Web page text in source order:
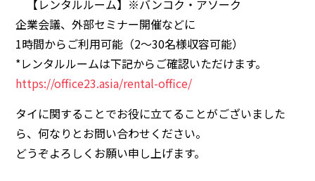
【レンタルルーム】※バンコク・アソーク
企業会議、外部セミナー開催などに
1時間からご利用可能（2～30名様収容可能）
*レンタルルームは下記からご確認いただけます。
https://office23.asia/rental-office/
タイに関することでお役に立てることがございました
ら、何なりとお問い合わせください。
どうぞよろしくお願い申し上げます。